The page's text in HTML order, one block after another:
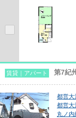
賃貸｜アパート 第7紀
都営大
都営大
丸ノ内